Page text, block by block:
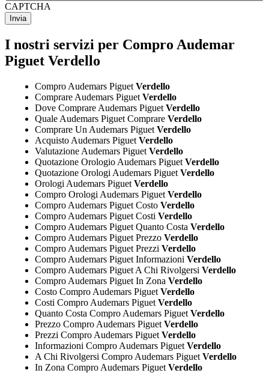
CAPTCHA
I nostri servizi per Compro Audemar
Piguet Verdello
Compro Audemars Piguet Verdello
Comprare Audemars Piguet Verdello
Dove Comprare Audemars Piguet Verdello
Quale Audemars Piguet Comprare Verdello
Comprare Un Audemars Piguet Verdello
Acquisto Audemars Piguet Verdello
Valutazione Audemars Piguet Verdello
Quotazione Orologio Audemars Piguet Verdello
Quotazione Orologi Audemars Piguet Verdello
Orologi Audemars Piguet Verdello
Compro Orologi Audemars Piguet Verdello
Compro Audemars Piguet Costo Verdello
Compro Audemars Piguet Costi Verdello
Compro Audemars Piguet Quanto Costa Verdello
Compro Audemars Piguet Prezzo Verdello
Compro Audemars Piguet Prezzi Verdello
Compro Audemars Piguet Informazioni Verdello
Compro Audemars Piguet A Chi Rivolgersi Verdello
Compro Audemars Piguet In Zona Verdello
Costo Compro Audemars Piguet Verdello
Costi Compro Audemars Piguet Verdello
Quanto Costa Compro Audemars Piguet Verdello
Prezzo Compro Audemars Piguet Verdello
Prezzi Compro Audemars Piguet Verdello
Informazioni Compro Audemars Piguet Verdello
A Chi Rivolgersi Compro Audemars Piguet Verdello
In Zona Compro Audemars Piguet Verdello